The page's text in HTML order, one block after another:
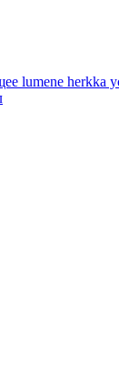
lumene herkka